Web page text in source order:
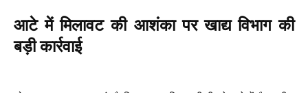
आटे में मिलावट की आशंका पर खाद्य विभाग की
बड़ी कार्रवाई